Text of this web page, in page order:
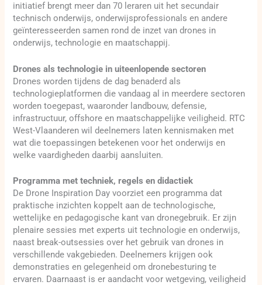
initiatief brengt meer dan 70 leraren uit het secundair
technisch onderwijs, onderwijsprofessionals en andere
geïnteresseerden samen rond de inzet van drones in
onderwijs, technologie en maatschappij.
Drones als technologie in uiteenlopende sectoren
Drones worden tijdens de dag benaderd als
technologieplatformen die vandaag al in meerdere sectoren
worden toegepast, waaronder landbouw, defensie,
infrastructuur, offshore en maatschappelijke veiligheid. RTC
West-Vlaanderen wil deelnemers laten kennismaken met
wat die toepassingen betekenen voor het onderwijs en
welke vaardigheden daarbij aansluiten.
Programma met techniek, regels en didactiek
De Drone Inspiration Day voorziet een programma dat
praktische inzichten koppelt aan de technologische,
wettelijke en pedagogische kant van dronegebruik. Er zijn
plenaire sessies met experts uit technologie en onderwijs,
naast break-outsessies over het gebruik van drones in
verschillende vakgebieden. Deelnemers krijgen ook
demonstraties en gelegenheid om dronebesturing te
ervaren. Daarnaast is er aandacht voor wetgeving, veiligheid